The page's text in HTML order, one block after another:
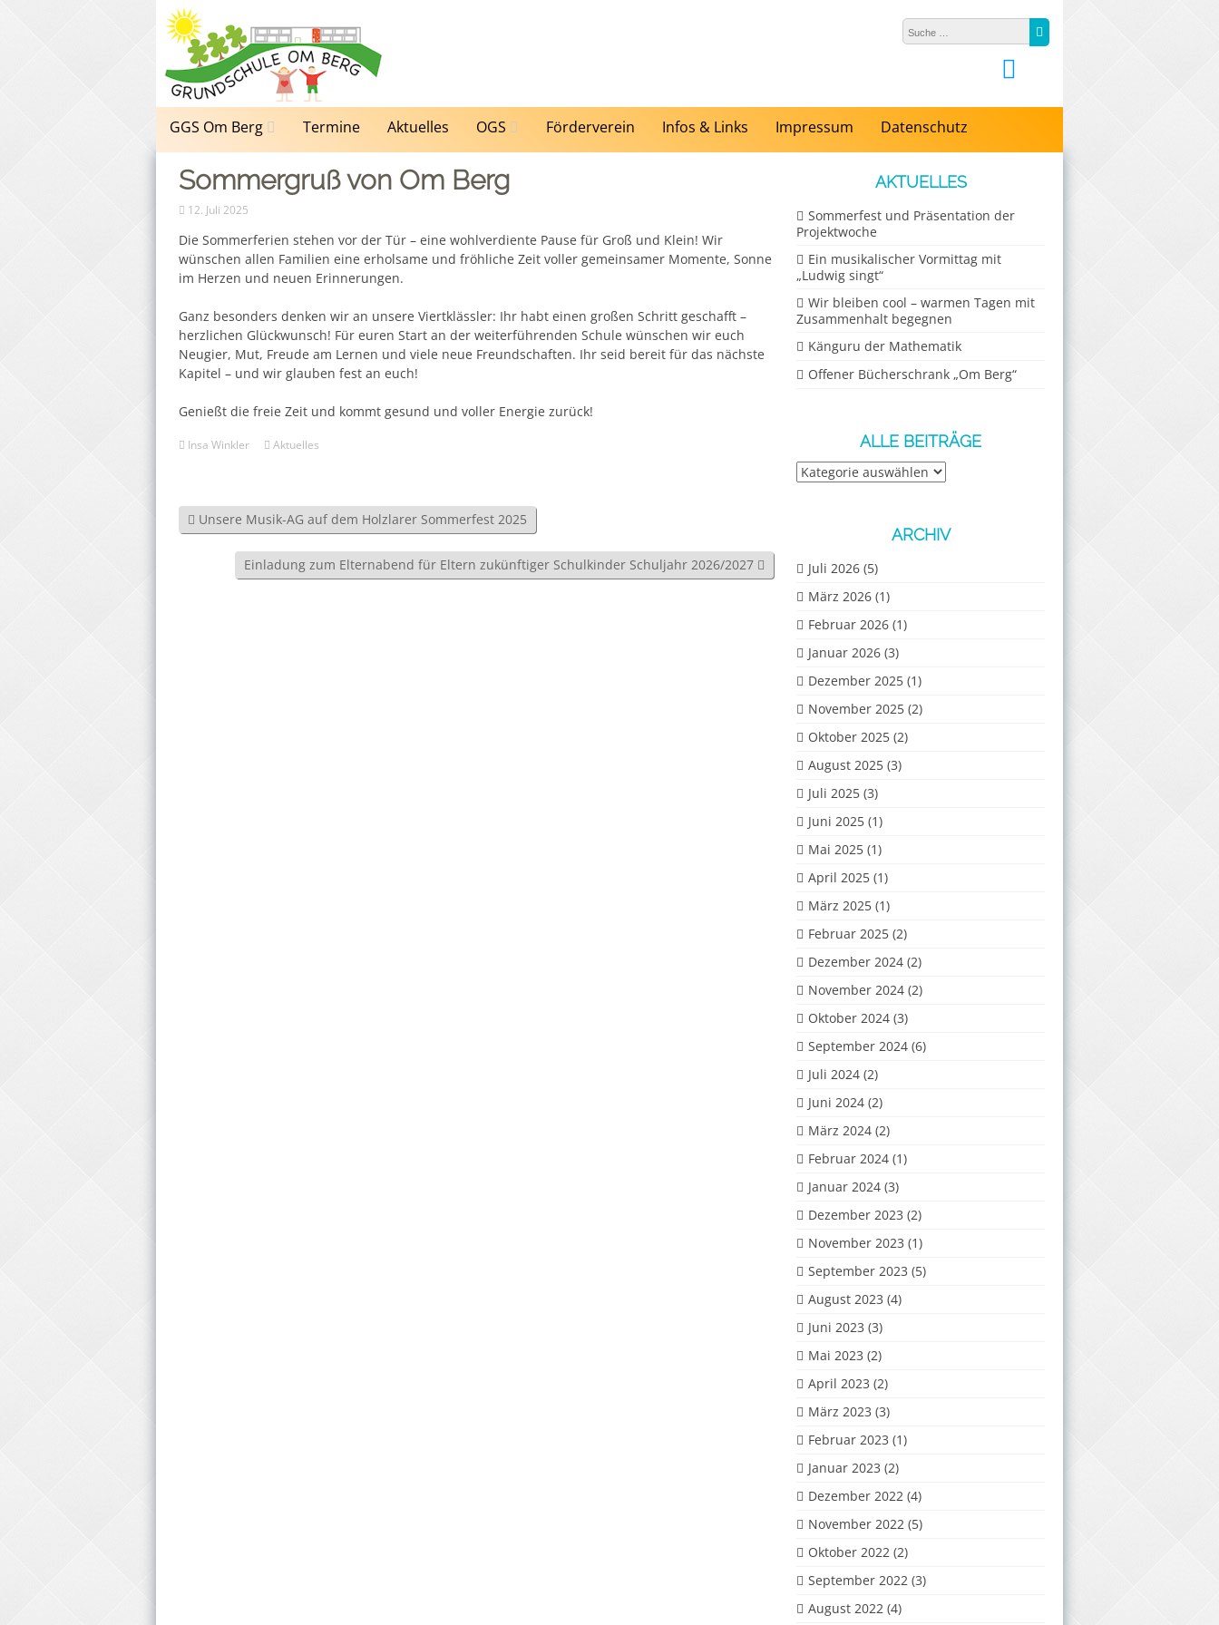
Zum
Inhalt
springen
GGS Om Berg Termine Aktuelles OGS Förderverein Infos & Links Impressum Datenschutz
Sommergruß von Om Berg
12. Juli 2025
Die Sommerferien stehen vor der Tür – eine wohlverdiente Pause für Groß und Klein! Wir
wünschen allen Familien eine erholsame und fröhliche Zeit voller gemeinsamer Momente, Sonne
im Herzen und neuen Erinnerungen.
Ganz besonders denken wir an unsere Viertklässler: Ihr habt einen großen Schritt geschafft –
herzlichen Glückwunsch! Für euren Start an der weiterführenden Schule wünschen wir euch
Neugier, Mut, Freude am Lernen und viele neue Freundschaften. Ihr seid bereit für das nächste
Kapitel – und wir glauben fest an euch!
Genießt die freie Zeit und kommt gesund und voller Energie zurück!
Insa Winkler Aktuelles
Unsere Musik-AG auf dem Holzlarer Sommerfest 2025
Einladung zum Elternabend für Eltern zukünftiger Schulkinder Schuljahr 2026/2027
AKTUELLES
Sommerfest und Präsentation der
Projektwoche
Ein musikalischer Vormittag mit
„Ludwig singt“
Wir bleiben cool – warmen Tagen mit
Zusammenhalt begegnen
Känguru der Mathematik
Offener Bücherschrank „Om Berg“
ALLE BEITRÄGE
Alle
ARCHIV
Juli 2026 (5)
März 2026 (1)
Februar 2026 (1)
Januar 2026 (3)
Dezember 2025 (1)
November 2025 (2)
Oktober 2025 (2)
August 2025 (3)
Juli 2025 (3)
Juni 2025 (1)
Mai 2025 (1)
April 2025 (1)
März 2025 (1)
Februar 2025 (2)
Dezember 2024 (2)
November 2024 (2)
Oktober 2024 (3)
September 2024 (6)
Juli 2024 (2)
Juni 2024 (2)
März 2024 (2)
Februar 2024 (1)
Januar 2024 (3)
Dezember 2023 (2)
November 2023 (1)
September 2023 (5)
August 2023 (4)
Juni 2023 (3)
Mai 2023 (2)
April 2023 (2)
März 2023 (3)
Februar 2023 (1)
Januar 2023 (2)
Dezember 2022 (4)
November 2022 (5)
Oktober 2022 (2)
September 2022 (3)
August 2022 (4)